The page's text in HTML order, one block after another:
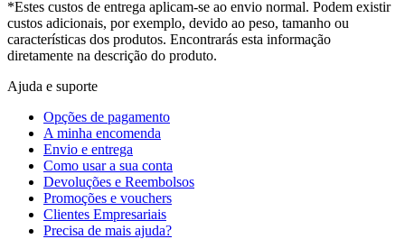
*Estes custos de entrega aplicam-se ao envio normal. Podem existir
custos adicionais, por exemplo, devido ao peso, tamanho ou
características dos produtos. Encontrarás esta informação
diretamente na descrição do produto.
Ajuda e suporte
Opções de pagamento
A minha encomenda
Envio e entrega
Como usar a sua conta
Devoluções e Reembolsos
Promoções e vouchers
Clientes Empresariais
Precisa de mais ajuda?